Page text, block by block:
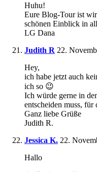
Huhu!
Eure Blog-Tour ist
schönen Einblick in
LG Dana
Judith R 22.
Hey,
ich habe jetzt auch
ich so 😉
Ich würde gerne in
entscheiden muss, für
Ganz liebe Grüße
Judith R.
Jessica K. 22.
Hallo